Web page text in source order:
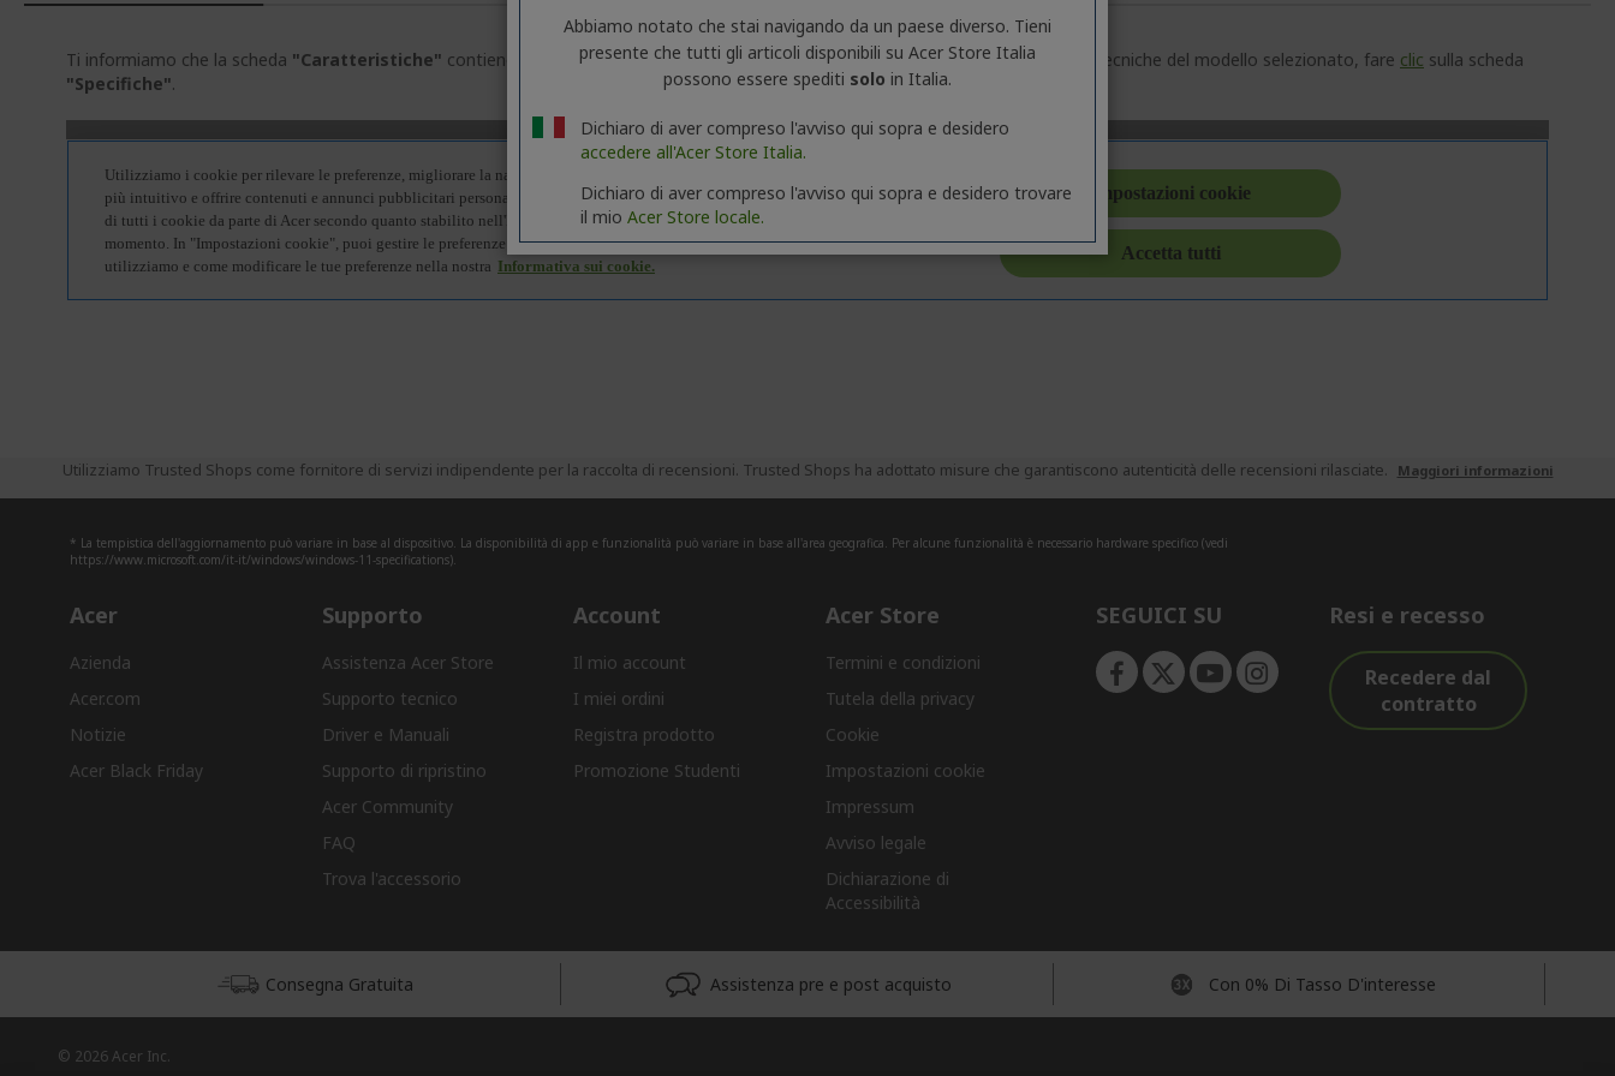
Ti informiamo che la scheda "Caratteristiche" contiene informazioni generali sulla serie del prodotto. Per conoscere le specifiche tecniche del modello selezionato, fare clic sulla scheda
"Specifiche".
Utilizziamo Trusted Shops come fornitore di servizi indipendente per la raccolta di recensioni. Trusted Shops ha adottato misure che garantiscono autenticità delle recensioni rilasciate. Maggiori informazioni
* La tempistica dell'aggiornamento può variare in base al dispositivo. La disponibilità di app e funzionalità può variare in base all'area geografica. Per alcune funzionalità è necessario hardware specifico (vedi
https://www.microsoft.com/it-it/windows/windows-11-specifications).
Acer
Azienda
Acer.com
Notizie
Acer Black Friday
Supporto
Assistenza Acer Store
Supporto tecnico
Driver e Manuali
Supporto di ripristino
Acer Community
FAQ
Trova l'accessorio
Account
Il mio account
I miei ordini
Registra prodotto
Promozione Studenti
Acer Store
Termini e condizioni
Tutela della privacy
Cookie
Impostazioni cookie
Impressum
Avviso legale
Dichiarazione di
Accessibilità
SEGUICI SU Resi e recesso
Recedere dal
contratto
Consegna Gratuita Assistenza pre e post acquisto Con 0% Di Tasso D'interesse
© 2026 Acer Inc.
Abbiamo notato che stai navigando da un paese diverso. Tieni
presente che tutti gli articoli disponibili su Acer Store Italia
possono essere spediti solo in Italia.
Dichiaro di aver compreso l'avviso qui sopra e desidero
accedere all'Acer Store Italia.
Dichiaro di aver compreso l'avviso qui sopra e desidero trovare
il mio Acer Store locale.